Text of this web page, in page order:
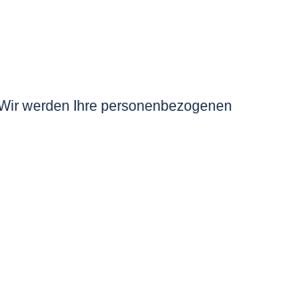
werden Ihre personenbezogenen